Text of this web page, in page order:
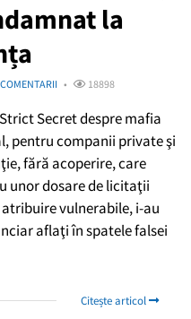
la
18898
Secret despre mafia
pentru companii private şi
fără acoperire, care
unor dosare de licitaţii
vulnerabile, i-au
aflaţi în spatele falsei
Citește articol